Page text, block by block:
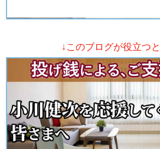
↓このブログが役立つ